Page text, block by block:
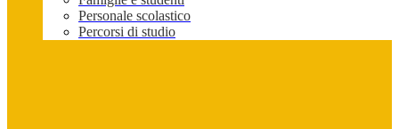
Personale scolastico
Percorsi di studio